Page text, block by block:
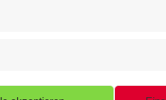
Crosslauf
Camp